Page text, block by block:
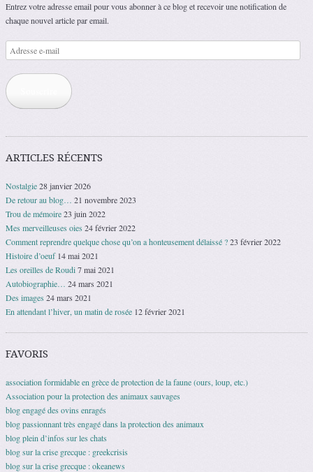
Entrez votre adresse email pour vous abonner à ce blog et recevoir une notification de
chaque nouvel article par email.
Adresse
e-
mail
ARTICLES RÉCENTS
Nostalgie28 janvier 2026
De retour au blog… 21 novembre 2023
Trou de mémoire23 juin 2022
Mes merveilleuses oies 24 février 2022
Comment reprendre quelque chose qu’on a honteusement délaissé ?23 février 2022
Histoire d’oeuf 14 mai 2021
Les oreilles de Roudi7 mai 2021
Autobiographie… 24 mars 2021
Des images 24 mars 2021
En attendant l’hiver, un matin de rosée 12 février 2021
FAVORIS
association formidable en grèce de protection de la faune (ours, loup, etc.)
Association pour la protection des animaux sauvages
blog engagé des ovins enragés
blog passionnant très engagé dans la protection des animaux
blog plein d’infos sur les chats
blog sur la crise grecque : greekcrisis
blog sur la crise grecque : okeanews